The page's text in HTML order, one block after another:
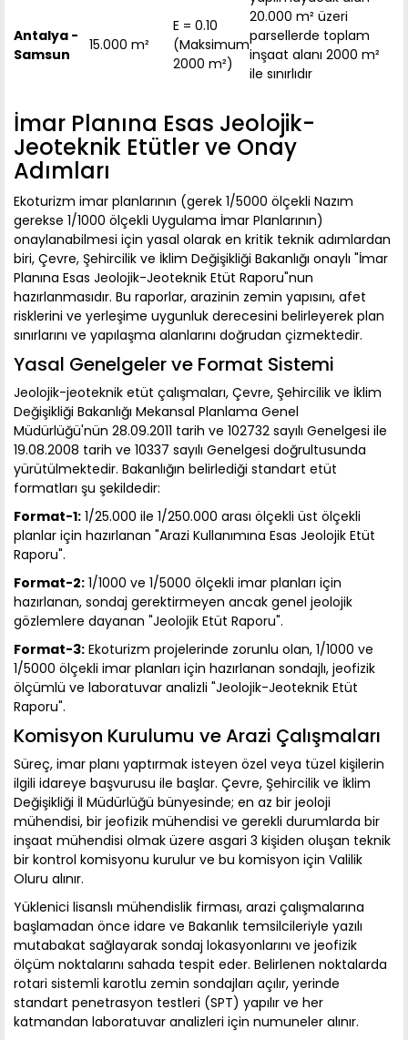
Antalya -
Samsun
15.000 m²
E = 0.10
(Maksimum
2000 m²)
20.000 m² üzeri
parsellerde toplam
inşaat alanı 2000 m²
ile sınırlıdır
İmar Planına Esas Jeolojik-
Jeoteknik Etütler ve Onay
Adımları
Ekoturizm imar planlarının (gerek 1/5000 ölçekli Nazım
gerekse 1/1000 ölçekli Uygulama İmar Planlarının)
onaylanabilmesi için yasal olarak en kritik teknik adımlardan
biri, Çevre, Şehircilik ve İklim Değişikliği Bakanlığı onaylı "İmar
Planına Esas Jeolojik-Jeoteknik Etüt Raporu"nun
hazırlanmasıdır. Bu raporlar, arazinin zemin yapısını, afet
risklerini ve yerleşime uygunluk derecesini belirleyerek plan
sınırlarını ve yapılaşma alanlarını doğrudan çizmektedir.
Yasal Genelgeler ve Format Sistemi
Jeolojik-jeoteknik etüt çalışmaları, Çevre, Şehircilik ve İklim
Değişikliği Bakanlığı Mekansal Planlama Genel
Müdürlüğü'nün 28.09.2011 tarih ve 102732 sayılı Genelgesi ile
19.08.2008 tarih ve 10337 sayılı Genelgesi doğrultusunda
yürütülmektedir. Bakanlığın belirlediği standart etüt
formatları şu şekildedir:
Format-1: 1/25.000 ile 1/250.000 arası ölçekli üst ölçekli
planlar için hazırlanan "Arazi Kullanımına Esas Jeolojik Etüt
Raporu".
Format-2: 1/1000 ve 1/5000 ölçekli imar planları için
hazırlanan, sondaj gerektirmeyen ancak genel jeolojik
gözlemlere dayanan "Jeolojik Etüt Raporu".
Format-3: Ekoturizm projelerinde zorunlu olan, 1/1000 ve
1/5000 ölçekli imar planları için hazırlanan sondajlı, jeofizik
ölçümlü ve laboratuvar analizli "Jeolojik-Jeoteknik Etüt
Raporu".
Komisyon Kurulumu ve Arazi Çalışmaları
Süreç, imar planı yaptırmak isteyen özel veya tüzel kişilerin
ilgili idareye başvurusu ile başlar. Çevre, Şehircilik ve İklim
Değişikliği İl Müdürlüğü bünyesinde; en az bir jeoloji
mühendisi, bir jeofizik mühendisi ve gerekli durumlarda bir
inşaat mühendisi olmak üzere asgari 3 kişiden oluşan teknik
bir kontrol komisyonu kurulur ve bu komisyon için Valilik
Oluru alınır.
Yüklenici lisanslı mühendislik firması, arazi çalışmalarına
başlamadan önce idare ve Bakanlık temsilcileriyle yazılı
mutabakat sağlayarak sondaj lokasyonlarını ve jeofizik
ölçüm noktalarını sahada tespit eder. Belirlenen noktalarda
rotari sistemli karotlu zemin sondajları açılır, yerinde
standart penetrasyon testleri (SPT) yapılır ve her
katmandan laboratuvar analizleri için numuneler alınır.